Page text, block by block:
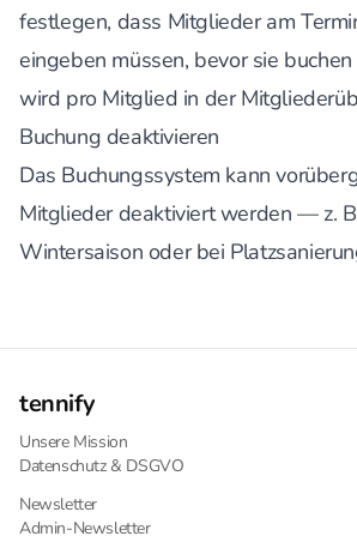
festlegen, dass Mitglieder am
eingeben müssen, bevor sie
wird pro Mitglied in der
Buchung deaktivieren
Das Buchungssystem kann
Mitglieder deaktiviert werden — z.
Wintersaison oder bei
tennify
Unsere Mission
Datenschutz & DSGVO
Newsletter
Admin-Newsletter